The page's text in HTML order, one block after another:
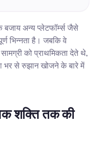
अन्य प्लेटफॉर्म्स जैसे
भिन्नता है। जबकि वे
को प्राथमिकता देते थे,
भर से रुझान खोजने के बारे में
शक्ति तक की